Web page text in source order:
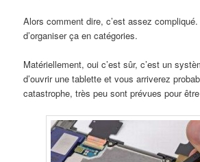
Alors comment dire, c’est assez
d’organiser ça en catégories.
Matériellement, oui c’est sûr, c’est un
d’ouvrir une tablette et vous arriverez
catastrophe, très peu sont prévues pour